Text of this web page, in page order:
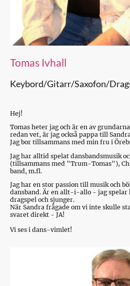
Tomas Ivhall
Keybord/Gitarr/Saxofon/
Hej!
Tomas heter jag och är en av
redan vet, är jag också pappa till
Jag bor tillsammans med min fru i
Jag har alltid spelat dansbandsmusik
(tillsammans med "Trum-Tomas"),
band, m.fl.
Jag har en stor passion till musik och
dansband. Är en allt-i-allo - jag spelar
dragspel och sjunger.
När Sandra frågade om vi inte skulle
svaret direkt - JA!
Vi ses i dans-vimlet!